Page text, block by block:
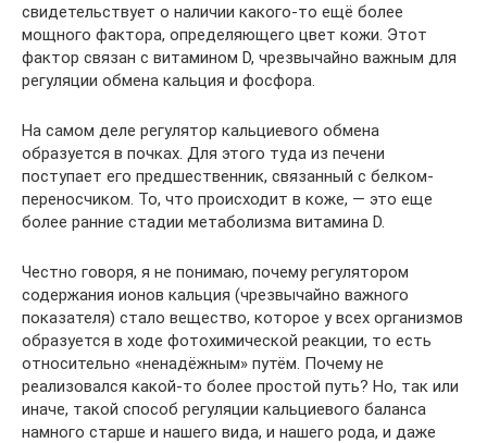
свидетельствует о наличии какого-то ещё более
мощного фактора, определяющего цвет кожи. Этот
фактор связан с витамином D, чрезвычайно важным для
регуляции обмена кальция и фосфора.
На самом деле регулятор кальциевого обмена
образуется в почках. Для этого туда из печени
поступает его предшественник, связанный с белком-
переносчиком. То, что происходит в коже, — это еще
более ранние стадии метаболизма витамина D.
Честно говоря, я не понимаю, почему регулятором
содержания ионов кальция (чрезвычайно важного
показателя) стало вещество, которое у всех организмов
образуется в ходе фотохимической реакции, то есть
относительно «ненадёжным» путём. Почему не
реализовался какой-то более простой путь? Но, так или
иначе, такой способ регуляции кальциевого баланса
намного старше и нашего вида, и нашего рода, и даже